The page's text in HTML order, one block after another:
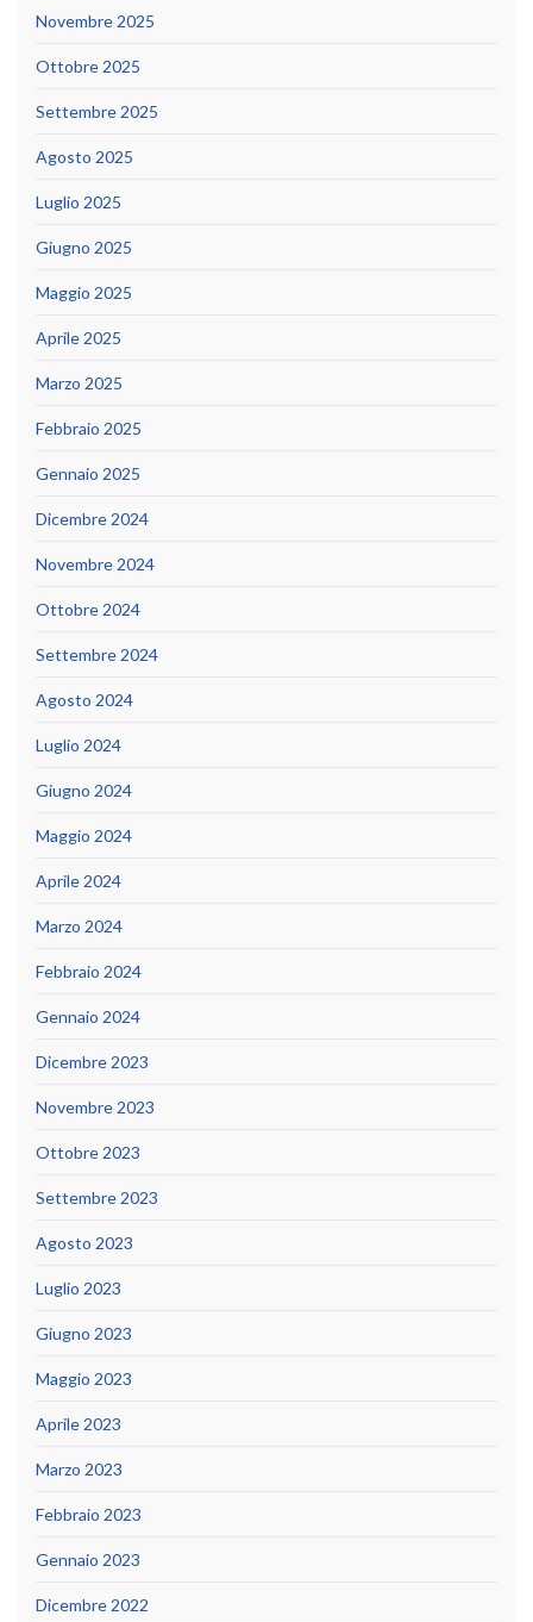
Novembre 2025
Ottobre 2025
Settembre 2025
Agosto 2025
Luglio 2025
Giugno 2025
Maggio 2025
Aprile 2025
Marzo 2025
Febbraio 2025
Gennaio 2025
Dicembre 2024
Novembre 2024
Ottobre 2024
Settembre 2024
Agosto 2024
Luglio 2024
Giugno 2024
Maggio 2024
Aprile 2024
Marzo 2024
Febbraio 2024
Gennaio 2024
Dicembre 2023
Novembre 2023
Ottobre 2023
Settembre 2023
Agosto 2023
Luglio 2023
Giugno 2023
Maggio 2023
Aprile 2023
Marzo 2023
Febbraio 2023
Gennaio 2023
Dicembre 2022